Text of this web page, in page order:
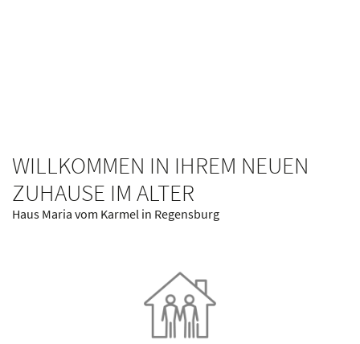
WILLKOMMEN IN IHREM NEUEN
ZUHAUSE IM ALTER
Haus Maria vom Karmel in Regensburg